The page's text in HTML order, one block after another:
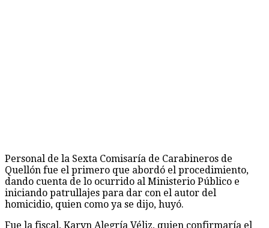
Personal de la Sexta Comisaría de Carabineros de
Quellón fue el primero que abordó el procedimiento,
dando cuenta de lo ocurrido al Ministerio Público e
iniciando patrullajes para dar con el autor del
homicidio, quien como ya se dijo, huyó.
Fue la fiscal, Karyn Alegría Véliz, quien confirmaría el